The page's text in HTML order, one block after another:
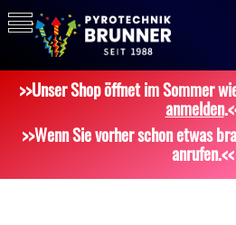
>>Unser Shop öffnet im Sommer
anmelden
>>Wenn Sie vorher schon etwas
anrufen.<<